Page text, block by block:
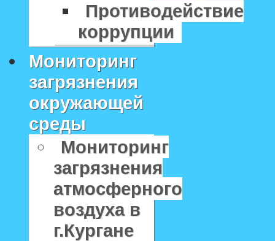
Противодействие
коррупции
Мониторинг
загрязнения
окружающей
среды
Мониторинг
загрязнения
атмосферного
воздуха в
г.Кургане